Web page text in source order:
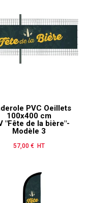
PVC Oeillets
100x400 cm
"Fête de la bière"-
Modèle 3
Prix
57,00 € HT